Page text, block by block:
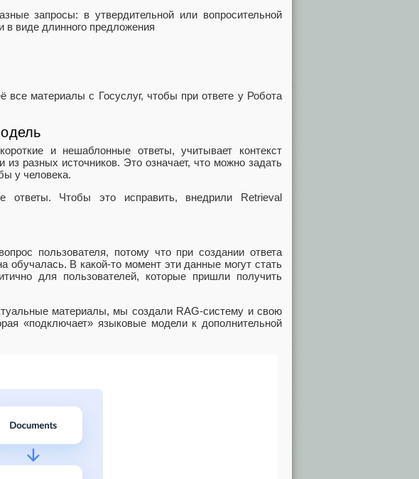
запросы: в утвердительной или вопросительной
виде длинного предложения
все материалы с Госуслуг, чтобы при ответе у Робота
и нешаблонные ответы, учитывает контекст
из разных источников. Это означает, что можно задать
у человека.
ответы. Чтобы это исправить, внедрили Retrieval
пользователя, потому что при создании ответа
обучалась. В какой-то момент эти данные могут стать
для пользователей, которые пришли получить
материалы, мы создали RAG-систему и свою
«подключает» языковые модели к дополнительной